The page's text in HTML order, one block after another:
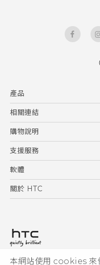
本網站使用 cookies 來
產品
5G
智慧型手機
配件
相關連結
HTC Research
購物說明
購物須知
訂單管理
付款方式
支援服務
到府收送維修服務
服務中心資訊
客戶服務佈告欄
軟體
應用程式
HTC Sync Manager
關於 HTC
投資人
© 2011-2026 HTC